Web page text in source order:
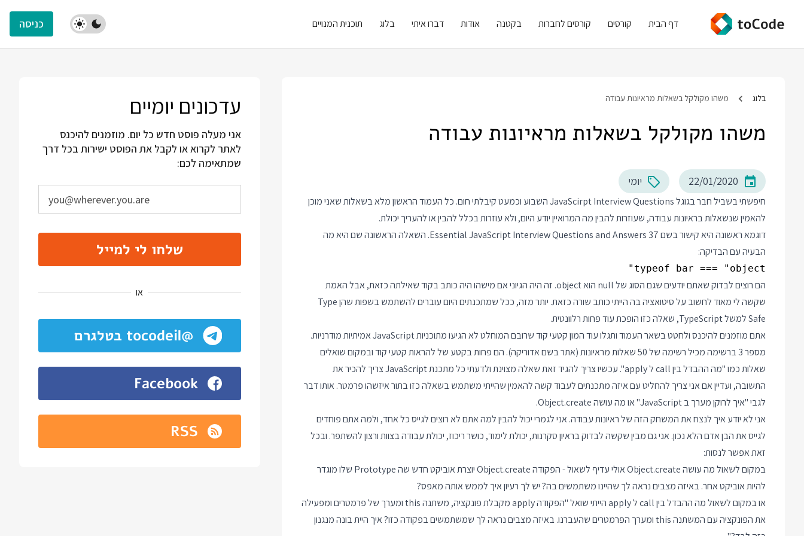
דף הבית קורסים קורסים לחברות בקטנה אודות דברו איתי בלוג תוכנית המנויים כניסה
בלוג משהו מקולקל בשאלות מראיונות עבודה
משהו מקולקל בשאלות מראיונות עבודה
22/01/2020 יומי
חיפשתי בשביל חבר בגוגל JavaScirpt Interview Questions השבוע וכמעט קיבלתי חום. כל העמוד הראשון מלא בשאלות שאני מוכן
להאמין שנשאלות בראיונות עבודה, שעוזרות להבין מה המרואיין יודע היום, ולא עוזרות בכלל להבין או להעריך יכולת.
דוגמא ראשונה היא קישור בשם 37 Essential JavaScript Interview Questions and Answers. השאלה הראשונה שם היא מה
הבעיה עם הבדיקה:
typeof bar === "object"
הם רוצים לבדוק שאתם יודעים שגם הסוג של null הוא object. זה היה הגיוני אם מישהו היה כותב בקוד שאילתה כזאת, אבל האמת
שקשה לי מאוד לחשוב על סיטואציה בה הייתי כותב שורה כזאת. יותר מזה, ככל שמתכנתים היום עוברים להשתמש בשפות שהן Type
Safe למשל TypeScript, שאלה כזו הופכת עוד פחות רלוונטית.
אתם מוזמנים להיכנס ולחטט בשאר העמוד ותגלו עוד המון קטעי קוד שרובם המוחלט לא הגיעו מתוכניות JavaScript אמיתיות מודרניות.
מספר 3 ברשימה מכיל רשימה של 50 שאלות מראיונות (אתר בשם אדוריקה). הם פחות בקטע של להראות קטעי קוד ובמקום שואלים
שאלות כמו "מה ההבדל בין call ל apply". עכשיו צריך להגיד זאת שאלה מצוינת ולדעתי כל מתכנת JavaScript צריך להכיר את
התשובה, ועדיין אם אני צריך להחליט עם איזה מתכנתים לעבוד קשה להאמין שהייתי משתמש בשאלה כזו בתור איזשהו פרמטר. אותו דבר
לגבי "איך לרוקן מערך ב JavaScript" או מה עושה Object.create.
אני לא יודע איך לנצח את המשחק הזה של ראיונות עבודה. אני לגמרי יכול להבין למה אתם לא רוצים לגייס כל אחד, ולמה אתם פוחדים
לגייס את הבן אדם הלא נכון. אני גם מבין שקשה לבדוק בראיון סקרנות, יכולת לימוד, כושר ריכוז, יכולת עבודה בצוות ורצון להשתפר. ובכל
זאת אפשר לנסות:
במקום לשאול מה עושה Object.create אולי עדיף לשאול - הפקודה Object.create יוצרת אוביקט חדש שה Prototype שלו מוגדר
להיות אוביקט אחר. באיזה מצבים נראה לך שהיינו משתמשים בה? יש לך רעיון איך לממש אותה מאפס?
או במקום לשאול מה ההבדל בין call ל apply הייתי שואל "הפקודה apply מקבלת פונקציה, משתנה this ומערך של פרמטרים ומפעילה
את הפונקציה עם המשתנה this ומערך הפרמטרים שהעברנו. באיזה מצבים נראה לך שמשתמשים בפקודה כזו? איך היית בונה מנגנון
עדכונים יומיים
אני מעלה פוסט חדש כל יום. מוזמנים להיכנס
לאתר לקרוא או לקבל את הפוסט ישירות בכל דרך
שמתאימה לכם:
שלחו לי למייל
או
@tocodeil בטלגרם
Facebook
RSS